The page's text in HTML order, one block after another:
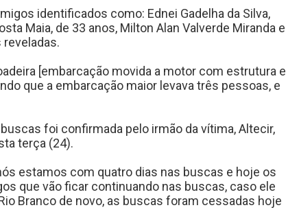
identificados como: Ednei Gadelha da Silva,
Maia, de 33 anos, Milton Alan Valverde Miranda e
reveladas.
[embarcação movida a motor com estrutura e
que a embarcação maior levava três pessoas, e
foi confirmada pelo irmão da vítima, Altecir,
terça (24).
estamos com quatro dias nas buscas e hoje os
que vão ficar continuando nas buscas, caso ele
Branco de novo, as buscas foram cessadas hoje